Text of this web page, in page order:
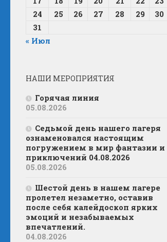
24
25 26 27 28 29
30
31
« Июл
НАШИ МЕРОПРИЯТИЯ
Горячая линия
05.08.2026
Седьмой день нашего лагеря
ознаменовался настоящим
погружением в мир фантазии и
приключений 04.08.2026
05.08.2026
Шестой день в нашем лагере
пролетел незаметно, оставив
после себя калейдоскоп ярких
эмоций и незабываемых
впечатлений.
04.08.2026